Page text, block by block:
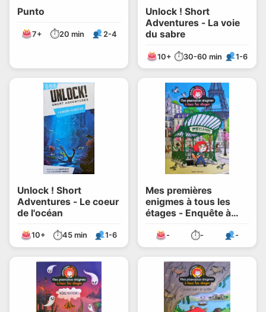
Punto
7+ ⏱20 min 2-4
Unlock ! Short
Adventures - La voie
du sabre
10+ ⏱30-60 min 1-6
Unlock ! Short
Adventures - Le coeur
de l'océan
10+ ⏱45 min 1-6
Mes premières
enigmes à tous les
étages - Enquête à
- ⏱- -